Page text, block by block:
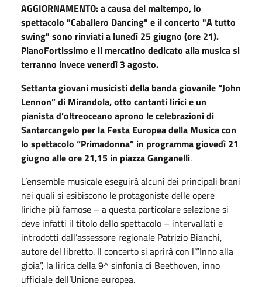
AGGIORNAMENTO: a causa del maltempo, lo
spettacolo "Caballero Dancing" e il concerto "A tutto
swing" sono rinviati a lunedì 25 giugno (ore 21).
PianoFortissimo e il mercatino dedicato alla musica si
terranno invece venerdì 3 agosto.
Settanta giovani musicisti della banda giovanile “John
Lennon” di Mirandola, otto cantanti lirici e un
pianista d’oltreoceano aprono le celebrazioni di
Santarcangelo per la Festa Europea della Musica con
lo spettacolo “Primadonna” in programma giovedì 21
giugno alle ore 21,15 in piazza Ganganelli.
L’ensemble musicale eseguirà alcuni dei principali brani
nei quali si esibiscono le protagoniste delle opere
liriche più famose – a questa particolare selezione si
deve infatti il titolo dello spettacolo – intervallati e
introdotti dall’assessore regionale Patrizio Bianchi,
autore del libretto. Il concerto si aprirà con l’“Inno alla
gioia”, la lirica della 9^ sinfonia di Beethoven, inno
ufficiale dell’Unione europea.